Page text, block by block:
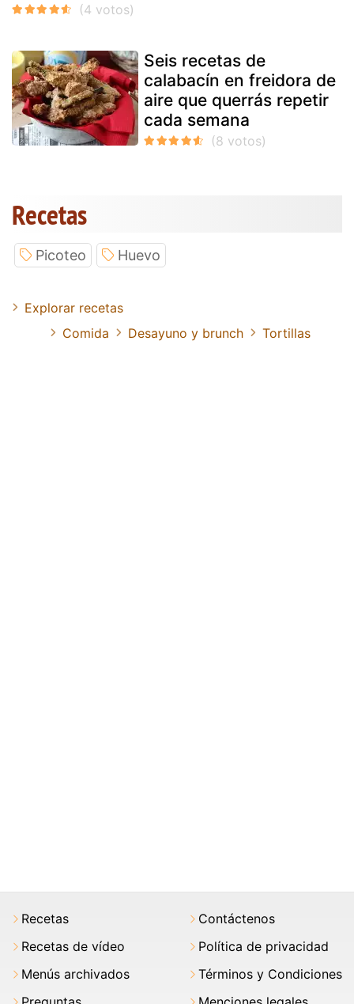
Seis recetas de
calabacín en freidora de
aire que querrás repetir
cada semana
Recetas
Picoteo Huevo
Explorar recetas
Comida
Desayuno y brunch Tortillas
Recetas
Recetas de vídeo
Menús archivados
Contáctenos
Política de privacidad
Términos y Condiciones